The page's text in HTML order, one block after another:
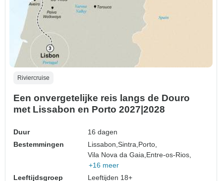
Riviercruise
Een onvergetelijke reis langs de Douro
met Lissabon en Porto 2027|2028
Duur
16 dagen
Bestemmingen
Lissabon,Sintra, Porto,
Vila Nova da Gaia, Entre-os-Rios,
+16 meer
Leeftijdsgroep
Leeftijden 18+